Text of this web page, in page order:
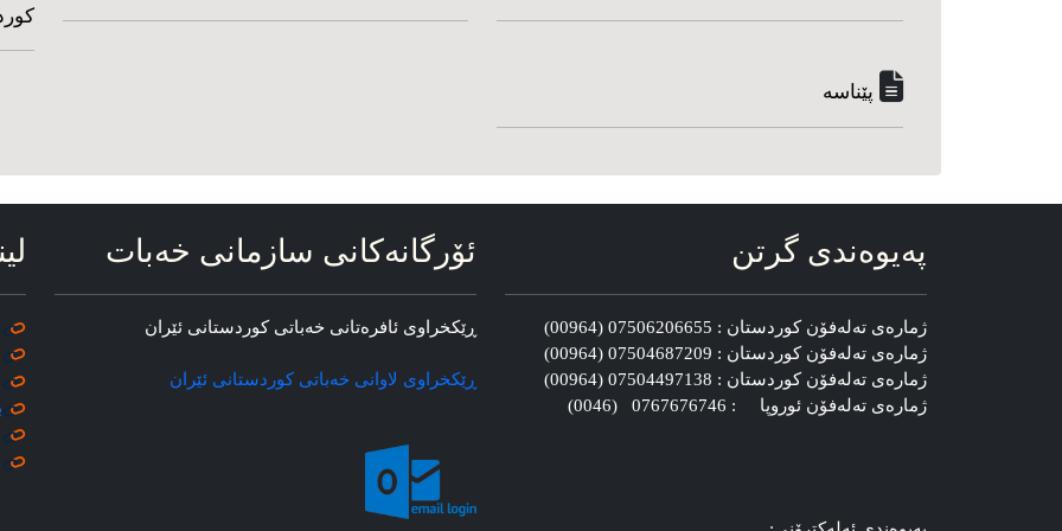
پێناسه‌
په‌یوه‌ندی گرتن
ژماره‌ی ته‌له‌فۆن کوردستان : 07506206655 (00964)
ژماره‌ی ته‌له‌فۆن کوردستان : 07504687209 (00964)
ژماره‌ی ته‌له‌فۆن کوردستان : 07504497138 (00964)
ژماره‌ی ته‌له‌فۆن ئوروپا : 0767676746 (0046)
ئۆرگانه‌کانی سازمانی خه‌بات
ڕێکخراوی ئافره‌تانی خه‌باتی کوردستانی ئێران
ڕێکخراوی لاوانی خه‌باتی کوردستانی ئێران